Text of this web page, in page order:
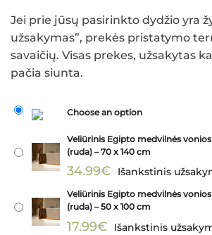
Jei prie jūsų pasirinkto dydžio yra
užsakymas”, prekės pristatymo
savaičių. Visas prekes, užsakytas
pačia siunta.
Choose an option
Veliūrinis Egipto medvilnės
(ruda) – 70 x 140 cm
34.99€ Išankstinis
Veliūrinis Egipto medvilnės
(ruda) – 50 x 100 cm
17.99€ Išankstinis